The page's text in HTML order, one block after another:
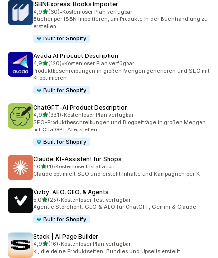
ISBNExpress: Books Importer
4,9von 5 Sternen
(60)
60 Rezensionen insgesamt
•Kostenloser Plan verfügbar
Bücher per ISBN importieren, um Produkte in der Buchhandlung zu
erstellen
Built for Shopify
Avada AI Product Description
4,9von 5 Sternen
(120)
120 Rezensionen insgesamt
•Kostenloser Plan verfügbar
Produktbeschreibungen in großen Mengen generieren und SEO mit
KI optimieren
Built for Shopify
ChatGPT‑AI Product Description
4,9von 5 Sternen
(331)
331 Rezensionen insgesamt
•Kostenloser Plan verfügbar
SEO-Produktbeschreibungen und Blogbeiträge in großen Mengen
mit ChatGPT AI erstellen
Built for Shopify
Claude: KI‑Assistent für Shops
1,0von 5 Sternen
(1)
1 Rezensionen insgesamt
•Kostenlose Installation
Claude optimiert SEO und erstellt Inhalte und Kampagnen per KI
Vizby: AEO, GEO, & Agents
5,0von 5 Sternen
(25)
25 Rezensionen insgesamt
•Kostenloser Test verfügbar
Agentic Storefront: GEO & AEO für ChatGPT, Gemini & Claude
Built for Shopify
Stack | AI Page Builder
4,9von 5 Sternen
(16)
16 Rezensionen insgesamt
•Kostenloser Plan verfügbar
KI, die deine Produktseiten, Bundles und Upsells erstellt